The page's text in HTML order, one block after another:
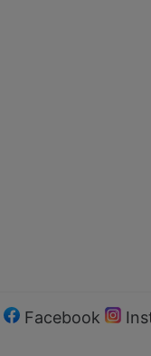
Facebook